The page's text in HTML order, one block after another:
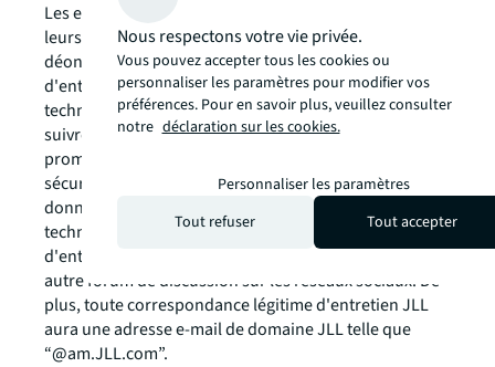
Les employés sont censés, à tout moment, exécuter
leurs responsabilités conformément au Code de
déontologie commerciale de JLL et aux politiques
d'entreprise de la firme. Les employés ayant accès à la
technologie de l'information de la firme sont tenus de
suivre les directives de la firme conçues pour
promouvoir les meilleures pratiques en matière de
sécurité de l'information, de confidentialité des
données et d'utilisation appropriée des systèmes
technologiques. Veuillez noter que JLL ne réalise pas
d'entretiens avec les candidats via Google Chat ou tout
autre forum de discussion sur les réseaux sociaux. De
plus, toute correspondance légitime d'entretien JLL
aura une adresse e-mail de domaine JLL telle que
“@am.JLL.com”.
Nous respectons votre vie privée.
Vous pouvez accepter tous les cookies ou
personnaliser les paramètres pour modifier vos
préférences. Pour en savoir plus, veuillez consulter
notre déclaration sur les cookies.
Personnaliser les paramètres
Tout refuser
Tout accepter